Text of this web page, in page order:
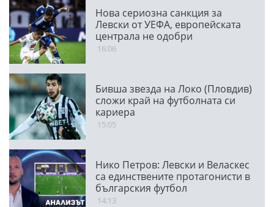
Нова сериозна санкция за
Левски от УЕФА, европейската
централа не одобри
транспарант
16:06
Бивша звезда на Локо (Пловдив)
сложи край на футболната си
кариера
15:05
Нико Петров: Левски и Веласкес
са единствените протагонисти в
българския футбол
14:13